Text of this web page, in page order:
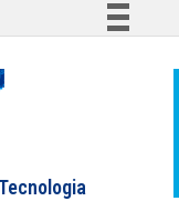
BR
à informação
Legislação